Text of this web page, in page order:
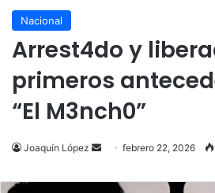
Nacional
Arrest4do y
primeros
“El M3nch0”
Joaquín López
Send
email
febrero 22, 2026